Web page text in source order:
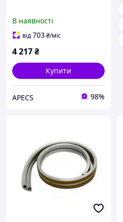
В наявності
від703₴/міс
4 217₴
Купити
APECS 98%